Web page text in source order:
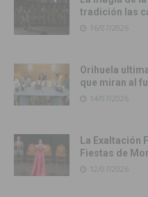
tradición las
16/07/2026
Orihuela
que miran al
14/07/2026
La Exaltación
Fiestas de
12/07/2026